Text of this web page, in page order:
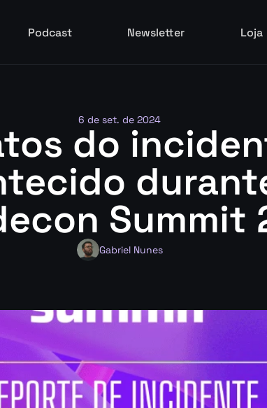
Podcast Newsletter Loja
6 de set. de 2024
do
Summit
Gabriel Nunes